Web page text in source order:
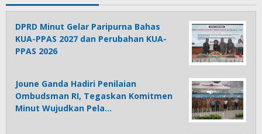
DPRD Minut Gelar Paripurna Bahas
KUA-PPAS 2027 dan Perubahan KUA-
PPAS 2026
Joune Ganda Hadiri Penilaian
Ombudsman RI, Tegaskan Komitmen
Minut Wujudkan Pela…